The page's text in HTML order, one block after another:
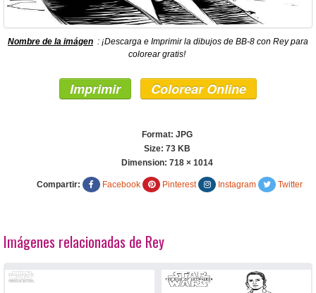
Nombre de la imágen : ¡Descarga e Imprimir la dibujos de BB-8 con Rey para
colorear gratis!
Imprimir Colorear Online
Format: JPG
Size: 73 KB
Dimension: 718 × 1014
Compartir: Facebook Pinterest Instagram Twitter
Imágenes relacionadas de Rey